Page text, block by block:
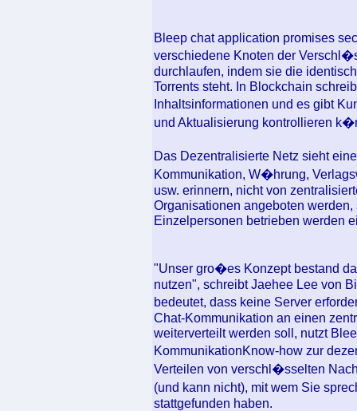
Bleep chat application promises
verschiedene Knoten der
durchlaufen, indem sie die
Torrents steht. In Blockchain
Inhaltsinformationen und es gibt
und Aktualisierung kontrollieren
Das Dezentralisierte Netz sieht
Kommunikation, W�hrung,
usw. erinnern, nicht von
Organisationen angeboten
Einzelpersonen betrieben werden
"Unser gro�es Konzept bestand
nutzen", schreibt Jaehee Lee von
bedeutet, dass keine Server
Chat-Kommunikation an einen
weiterverteilt werden soll, nutzt
KommunikationKnow-how zur
Verteilen von verschl�sselten
(und kann nicht), mit wem Sie
stattgefunden haben.